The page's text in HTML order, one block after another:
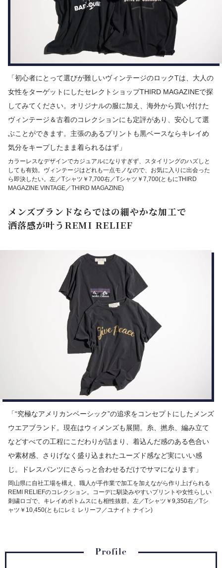
「初心者にとって選びが難しいヴィンテージのロックTは、大人の
女性をターゲットにしたセレクトショップTHIRD MAGAZINEで探
してみてください。オリジナルの服に加え、海外から買い付けた
ヴィンテージ＆古着のコレクションにも定評があり、安心して選
ぶことができます。主張のあるプリントも黒ベースならキレイめ
気分をキープしたまま着られるはず」
カラーレスなデザインでカジュアルになりすぎず、スタイリングのハズしと
しても有効。ヴィンテージはどれも一点モノなので、お気に入りに出会った
ら即決したい。左／Tシャツ￥7,700右／Tシャツ￥7,700(ともにTHIRD
MAGAZINE VINTAGE／THIRD MAGAZINE)
メンズブランドならではの細やかな加工で
洒落感が叶うREMI RELIEF
「“究極なアメリカンベーシック”の追求をコンセプトにしたメンズ
ウエアブランド。現在はウィメンズも展開。糸、撚糸、編み立て
などすべての工程にこだわりが詰まり、着込んだ感のある色合い
や素材感、さりげなく盛り込まれたユーズド感など実にいい感
じ。ドレスパンツにさらっと合わせるだけでサマになります」
岡山県に自社工場を構え、職人が手作業で加工を加えながら作り上げられる
REMI RELIEFのコレクション。コーデに馴染みやすいプリントや女性らしい
刺繍ロゴで、キレイめボトムスにも相性抜群。左／Tシャツ￥9,350右／Tシ
ャツ￥10,450(ともにレミ レリーフ／ユナイト ナイン)
Profile